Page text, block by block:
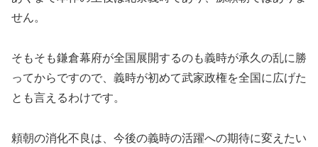
せん。
そもそも鎌倉幕府が全国展開するのも義時が承久の乱に勝
ってからですので、義時が初めて武家政権を全国に広げた
とも言えるわけです。
頼朝の消化不良は、今後の義時の活躍への期待に変えたい